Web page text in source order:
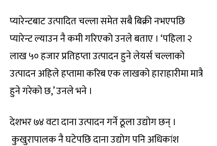
प्यारेन्टबाट उत्पादित चल्ला समेत सबै बिक्री नभएपछि
प्यारेन्ट ल्याउन नै कमी गरिएको उनले बताए । ‘पहिला २
लाख ५० हजार प्रतिहप्ता उत्पादन हुने लेयर्स चल्लाको
उत्पादन अहिले हप्तामा करिब एक लाखको हाराहारीमा मात्रै
हुने गरेको छ,’ उनले भने ।
देशभर ७४ वटा दाना उत्पादन गर्ने ठूला उद्योग छन् ।
कुखुरापालक नै घटेपछि दाना उद्योग पनि अधिकांश